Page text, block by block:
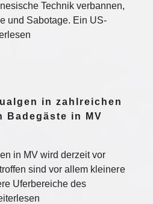
Technik verbannen,
und Sabotage. Ein US-
in zahlreichen
Badegäste in MV
in MV wird derzeit vor
sind vor allem kleinere
Uferbereiche des